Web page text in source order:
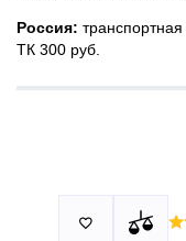
Россия:
ТК 300 руб.
По России: оплата
